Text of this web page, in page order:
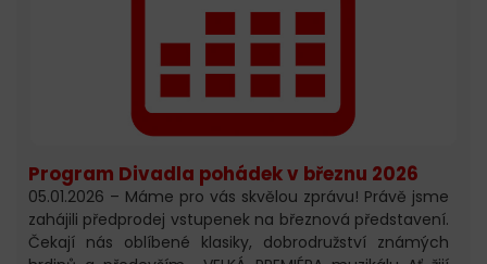
Program Divadla pohádek v březnu 2026
05.01.2026 – Máme pro vás skvělou zprávu! Právě jsme
zahájili předprodej vstupenek na březnová představení.
Čekají nás oblíbené klasiky, dobrodružství známých